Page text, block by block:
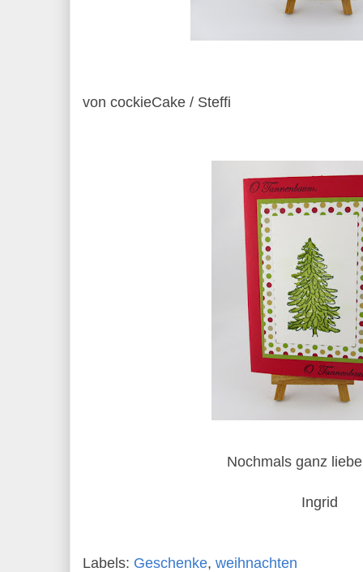
von cockieCake / Steffi
Nochmals ganz
Ingrid
Labels: Geschenke, weihnachten